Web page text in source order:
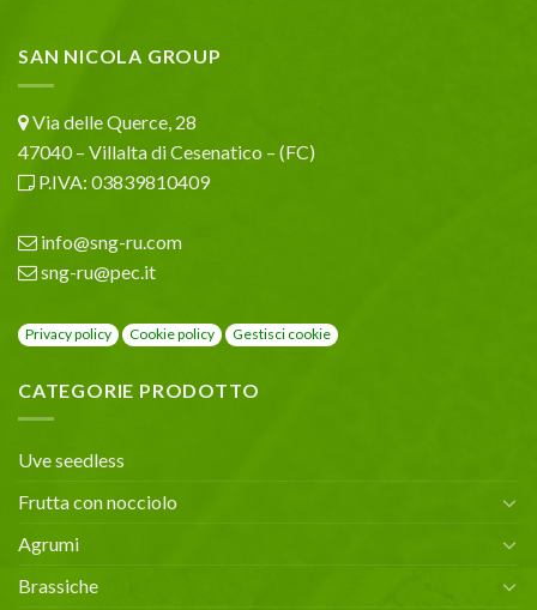
SAN NICOLA GROUP
Via delle Querce, 28
47040 – Villalta di Cesenatico – (FC)
P.IVA: 03839810409
info@sng-ru.com
sng-ru@pec.it
Privacy policy Cookie policy Gestisci cookie
CATEGORIE PRODOTTO
Uve seedless
Frutta con nocciolo
Agrumi
Brassiche